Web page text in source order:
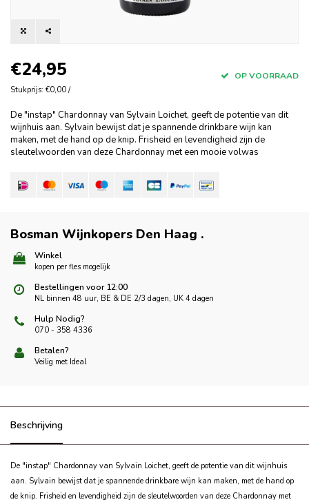
€24,95
Stukprijs: €0,00 /
OP VOORRAAD
De "instap" Chardonnay van Sylvain Loichet, geeft de potentie van dit
wijnhuis aan. Sylvain bewijst dat je spannende drinkbare wijn kan
maken, met de hand op de knip. Frisheid en levendigheid zijn de
sleutelwoorden van deze Chardonnay met een mooie volwas
Bosman Wijnkopers Den Haag .
Winkel
kopen per fles mogelijk
Bestellingen voor 12:00
NL binnen 48 uur, BE & DE 2/3 dagen, UK 4 dagen
Hulp Nodig?
070 - 358 4336
Betalen?
Veilig met Ideal
Beschrijving
De "instap" Chardonnay van Sylvain Loichet, geeft de potentie van dit wijnhuis
aan. Sylvain bewijst dat je spannende drinkbare wijn kan maken, met de hand op
de knip. Frisheid en levendigheid zijn de sleutelwoorden van deze Chardonnay met